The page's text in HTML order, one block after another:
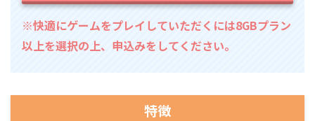
※快適にゲームをプレイしていただくには8GBプラン
以上を選択の上、申込みをしてください。
特徴